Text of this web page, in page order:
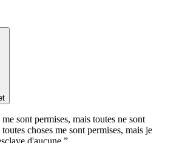
me sont permises, mais toutes ne sont
choses me sont permises, mais je